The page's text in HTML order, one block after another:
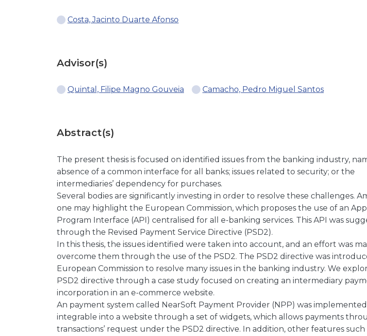
Costa, Jacinto Duarte Afonso
Advisor(s)
Quintal, Filipe Magno Gouveia Camacho, Pedro Miguel Santos
Abstract(s)
The present thesis is focused on identified issues from the banking industry,
absence of a common interface for all banks; issues related to security; or the
intermediaries’ dependency for purchases.
Several bodies are significantly investing in order to resolve these challenges.
one may highlight the European Commission, which proposes the use of an
Program Interface (API) centralised for all e-banking services. This API was
through the Revised Payment Service Directive (PSD2).
In this thesis, the issues identified were taken into account, and an effort was
overcome them through the use of the PSD2. The PSD2 directive was
European Commission to resolve many issues in the banking industry. We
PSD2 directive through a case study focused on creating an intermediary
incorporation in an e-commerce website.
An payment system called NearSoft Payment Provider (NPP) was
integrable into a website through a set of widgets, which allows payments
transactions’ request under the PSD2 directive. In addition, other features such